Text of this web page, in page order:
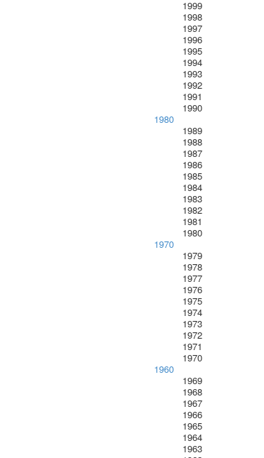
1999
1998
1997
1996
1995
1994
1993
1992
1991
1990
1980
1989
1988
1987
1986
1985
1984
1983
1982
1981
1980
1970
1979
1978
1977
1976
1975
1974
1973
1972
1971
1970
1960
1969
1968
1967
1966
1965
1964
1963